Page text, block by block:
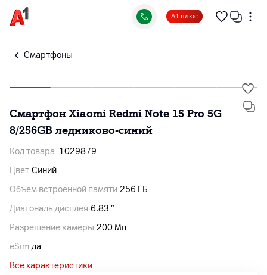
А1 плюс
Смартфоны
Смартфон Xiaomi Redmi Note 15 Pro 5G
8/256GB ледниково-синий
Код товара 1029879
Цвет Синий
Объем встроенной памяти 256 ГБ
Диагональ дисплея 6.83 ″
Разрешение камеры 200 Мп
eSim да
Все характеристики